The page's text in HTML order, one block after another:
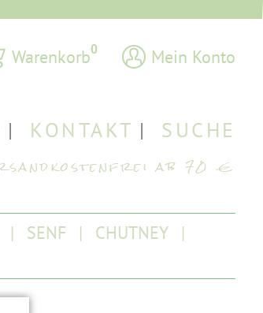
Warenkorb0 Mein Konto
KONTAKT SUCHE
SENF
CHUTNEY